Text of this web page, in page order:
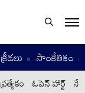
క్రీడలు సాంకేతికం
ప్రత్యేకం ఓపెన్ హార్ట్